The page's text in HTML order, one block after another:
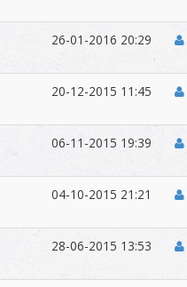
26-01-2016 20:29
20-12-2015 11:45
06-11-2015 19:39
04-10-2015 21:21
28-06-2015 13:53